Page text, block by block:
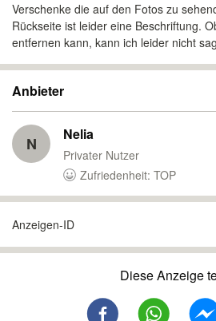
Verschenke die auf den Fotos zu
Rückseite ist leider eine Beschriftung.
entfernen kann, kann ich leider nicht
Anbieter
N Nelia
Privater Nutzer
Zufriedenheit: TOP
Anzeigen-ID
Diese Anzeige